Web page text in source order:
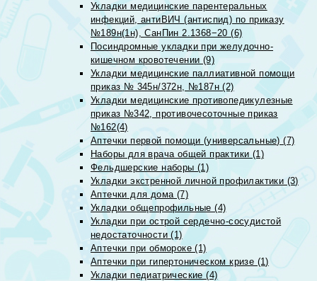
Укладки медицинские парентеральных
инфекций, антиВИЧ (антиспид) по приказу
№189н(1н), СанПин 2.1368−20 (6)
Посиндромные укладки при желудочно-
кишечном кровотечении (9)
Укладки медицинские паллиативной помощи
приказ № 345н/372н, №187н (2)
Укладки медицинские противопедикулезные
приказ №342, противочесоточные приказ
№162(4)
Аптечки первой помощи (универсальные) (7)
Наборы для врача общей практики (1)
Фельдшерские наборы (1)
Укладки экстренной личной профилактики (3)
Аптечки для дома (7)
Укладки общепрофильные (4)
Укладки при острой сердечно-сосудистой
недостаточности (1)
Аптечки при обмороке (1)
Аптечки при гипертоническом кризе (1)
Укладки педиатрические (4)